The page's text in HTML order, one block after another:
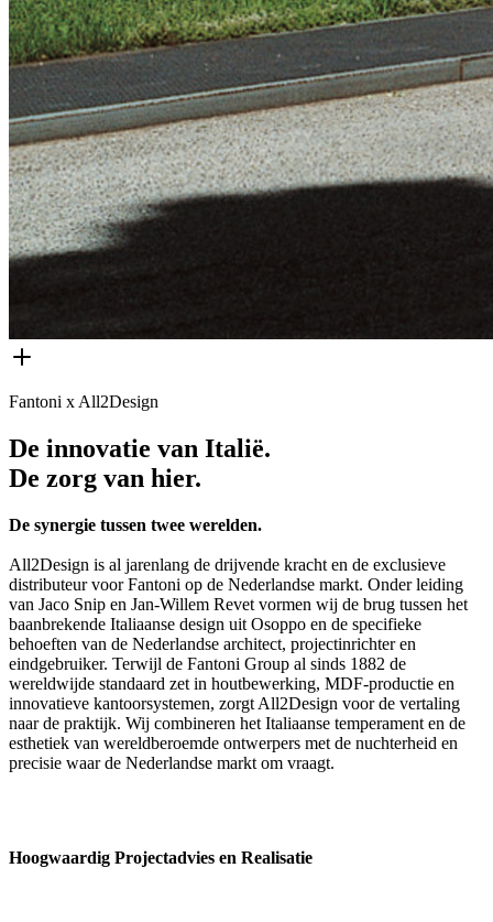
Fantoni x All2Design
De innovatie van Italië.
De zorg van hier.
De synergie tussen twee werelden.
All2Design is al jarenlang de drijvende kracht en de exclusieve
distributeur voor Fantoni op de Nederlandse markt. Onder leiding
van Jaco Snip en Jan-Willem Revet vormen wij de brug tussen het
baanbrekende Italiaanse design uit Osoppo en de specifieke
behoeften van de Nederlandse architect, projectinrichter en
eindgebruiker. Terwijl de Fantoni Group al sinds 1882 de
wereldwijde standaard zet in houtbewerking, MDF-productie en
innovatieve kantoorsystemen, zorgt All2Design voor de vertaling
naar de praktijk. Wij combineren het Italiaanse temperament en de
esthetiek van wereldberoemde ontwerpers met de nuchterheid en
precisie waar de Nederlandse markt om vraagt.
Hoogwaardig Projectadvies en Realisatie